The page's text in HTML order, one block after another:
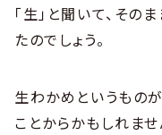
「生」と聞いて、その
たのでしょう。
生わかめというもの
ことからかもしれませ